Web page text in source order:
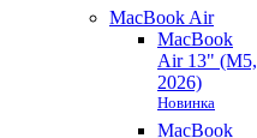
MacBook Air
MacBook
Air 13" (M5,
2026)
Новинка
MacBook